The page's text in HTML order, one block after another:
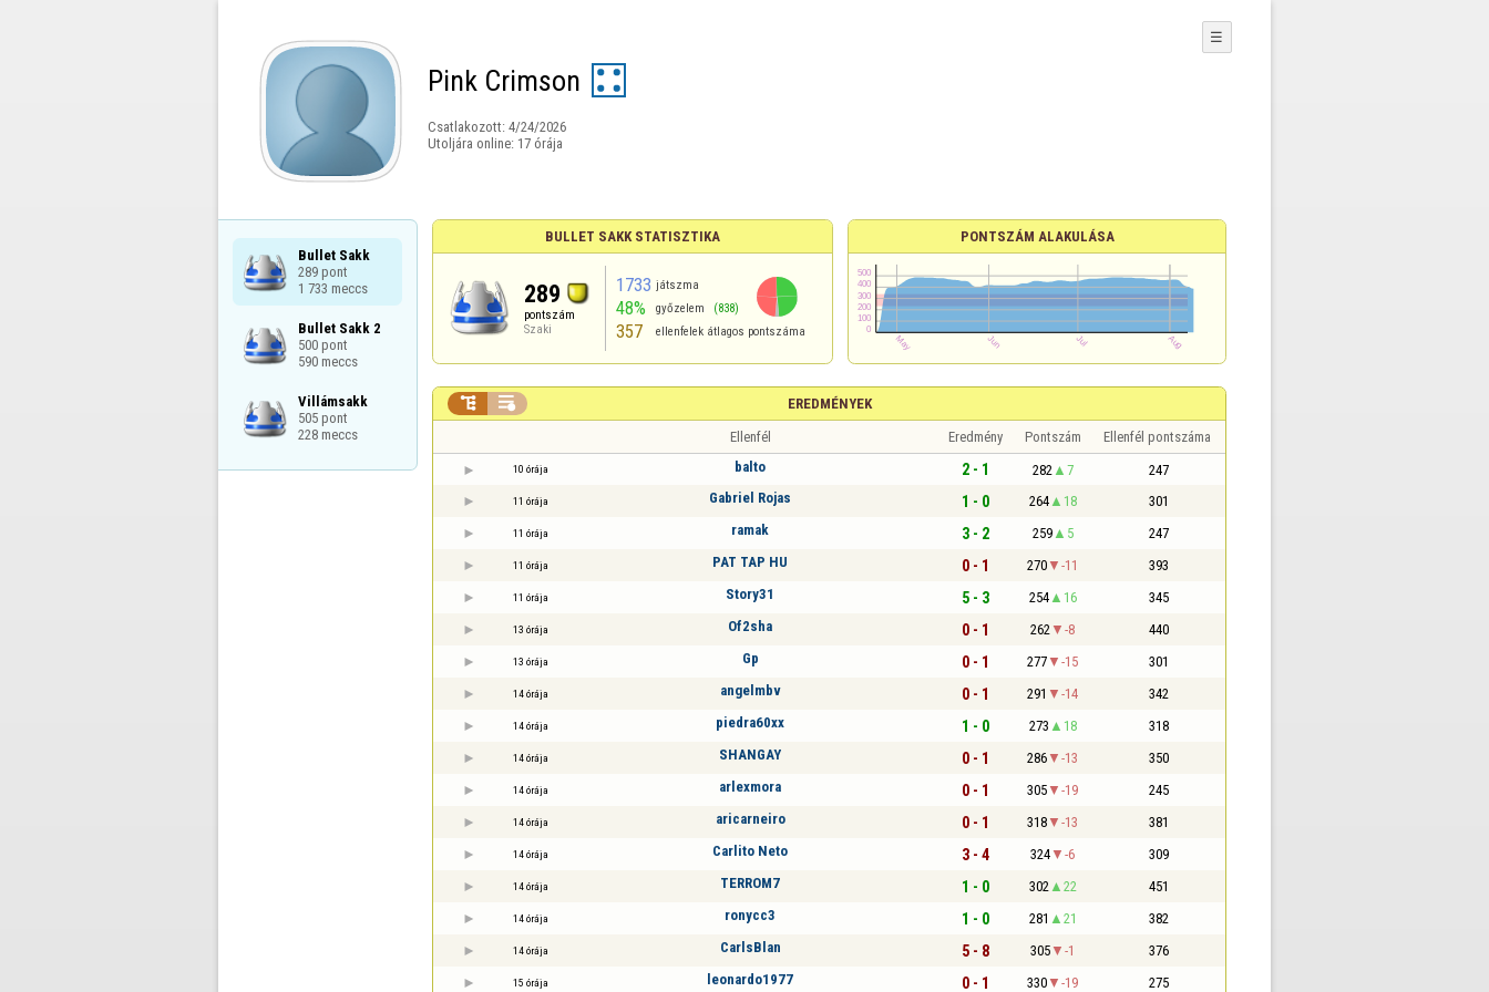
Pink Crimson
Csatlakozott: 4/24/2026
Utoljára online: 17 órája
☰
Bullet Sakk
289 pont
1 733 meccs
Bullet Sakk 2
500 pont
590 meccs
Villámsakk
505 pont
228 meccs
BULLET SAKK STATISZTIKA
289
pontszám
Szaki
1733 játszma
48% győzelem (838)
357 ellenfelek átlagos pontszáma
PONTSZÁM ALAKULÁSA
EREDMÉNYEK
 
Ellenfél Eredmény Pontszám Ellenfél pontszáma
10 órája balto 2 - 1 282 7 247
11 órája Gabriel Rojas 1 - 0 264 18 301
11 órája ramak 3 - 2 259 5 247
11 órája PAT TAP HU 0 - 1 270 -11 393
11 órája Story31 5 - 3 254 16 345
13 órája Of2sha 0 - 1 262 -8 440
13 órája Gp 0 - 1 277 -15 301
14 órája angelmbv 0 - 1 291 -14 342
14 órája piedra60xx 1 - 0 273 18 318
14 órája SHANGAY 0 - 1 286 -13 350
14 órája arlexmora 0 - 1 305 -19 245
14 órája aricarneiro 0 - 1 318 -13 381
14 órája Carlito Neto 3 - 4 324 -6 309
14 órája TERROM7 1 - 0 302 22 451
14 órája ronycc3 1 - 0 281 21 382
14 órája CarlsBlan 5 - 8 305 -1 376
15 órája leonardo1977 0 - 1 330 -19 275